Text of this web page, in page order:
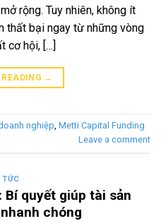
rộng. Tuy nhiên, không ít
thất bại ngay từ những vòng
cơ hội, […]
→
nghiệp, Metti Capital Funding
Leave a comment
TỨC
quyết giúp tài sản
chóng